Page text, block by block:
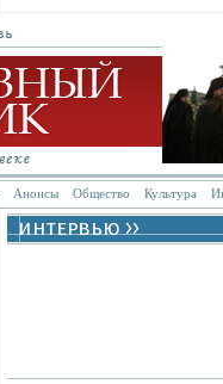
Анонсы Общество Культура